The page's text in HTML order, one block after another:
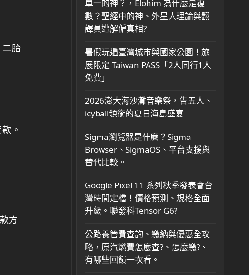
二胎
。
方
單一的神？，Elohim 為什麼是複
數？聖經中的神、外星人理論與翻
譯員遭解僱真相?
暑假玩遍臺灣城市與國家公園！旅
展限定 Taiwan PASS「2人同行1人
免費」
2026澎大海沙灘音樂祭，告五人、
icyball領銜的夏日海島盛宴
Sigma瀏覽器是什麼？Sigma
Browser、SigmaOS、平台支援與
替代比較。
Google Pixel 11 系列秋季發表會台
灣時間定檔！價格預測、規格全面
升級。聯發科Tensor G6?
公路養管費查詢、繳納與優惠全攻
略，原汽燃費怎麼查?、怎麼繳?、
有哪些回饋一次看。